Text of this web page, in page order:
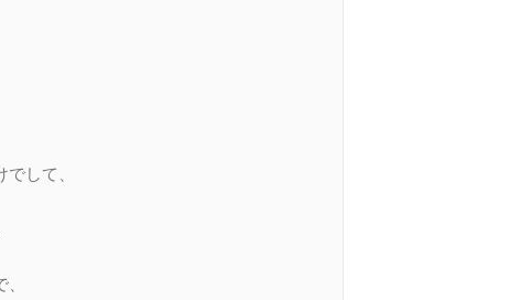
して、